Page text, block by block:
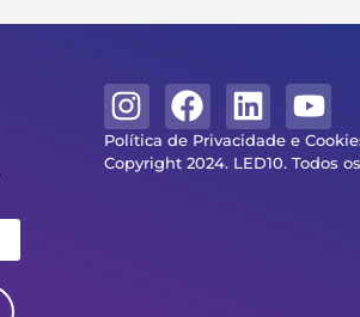
Política de Privacidade e
Copyright 2024. LED10. Todos